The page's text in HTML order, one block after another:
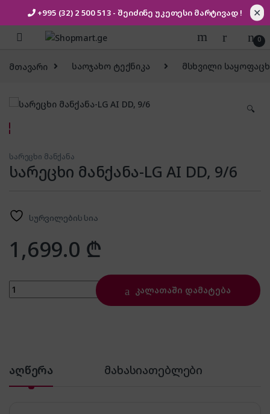
+995 (32) 2 500 513 - შეიძინე უკეთესი მარტივად ! ✕
Skip to navigation
Skip to content
0
მთავარი საოჯახო ტექნიკა მსხვილი
🔍
სარეცხი მანქანა
სარეცხი მანქანა-LG AI DD, 9/6
სურვილების სია
1,699.0 ₾
სარეცხი მანქანა-LG AI DD, 9/6 quantityკალათაში დამატება
აღწერა მახასიათებლები